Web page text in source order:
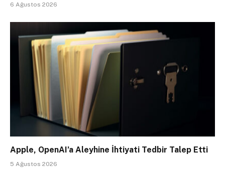
6 Ağustos 2026
Apple, OpenAI’a Aleyhine İhtiyati Tedbir Talep Etti
5 Ağustos 2026